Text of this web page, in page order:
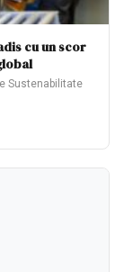
cu un scor
Sustenabilitate